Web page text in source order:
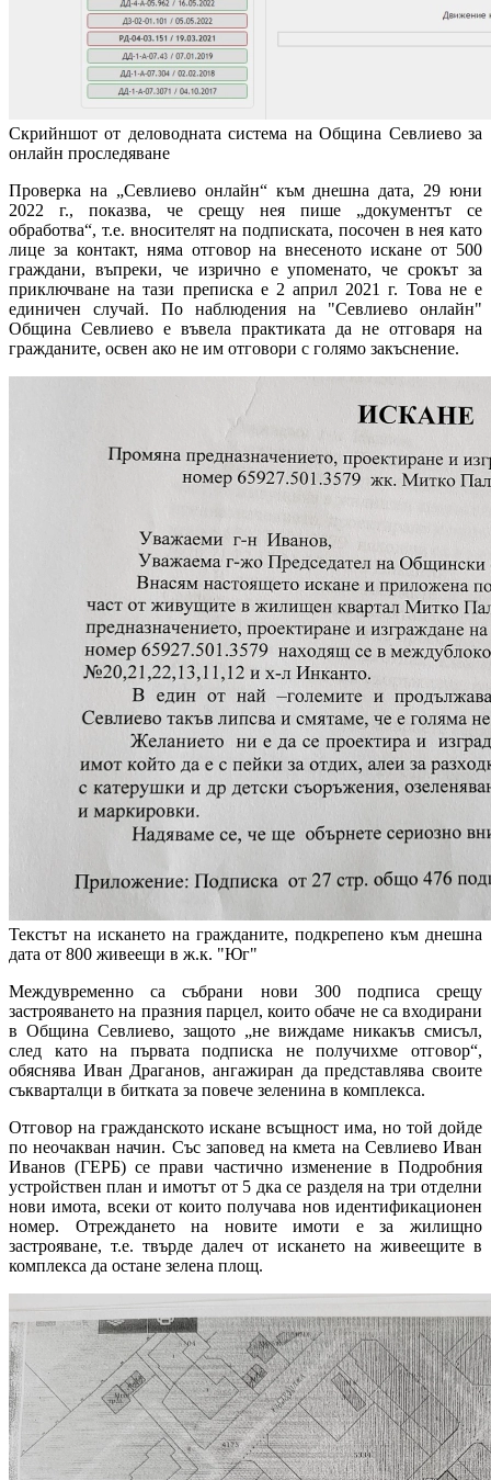
Скрийншот от деловодната система на Община Севлиево за
онлайн проследяване
Проверка на „Севлиево онлайн“ към днешна дата, 29 юни
2022 г., показва, че срещу нея пише „документът се
обработва“, т.е. вносителят на подписката, посочен в нея като
лице за контакт, няма отговор на внесеното искане от 500
граждани, въпреки, че изрично е упоменато, че срокът за
приключване на тази преписка е 2 април 2021 г. Това не е
единичен случай. По наблюдения на "Севлиево онлайн"
Община Севлиево е въвела практиката да не отговаря на
гражданите, освен ако не им отговори с голямо закъснение.
Текстът на искането на гражданите, подкрепено към днешна
дата от 800 живеещи в ж.к. "Юг"
Междувременно са събрани нови 300 подписа срещу
застрояването на празния парцел, които обаче не са входирани
в Община Севлиево, защото „не виждаме никакъв смисъл,
след като на първата подписка не получихме отговор“,
обяснява Иван Драганов, ангажиран да представлява своите
съкварталци в битката за повече зеленина в комплекса.
Отговор на гражданското искане всъщност има, но той дойде
по неочакван начин. Със заповед на кмета на Севлиево Иван
Иванов (ГЕРБ) се прави частично изменение в Подробния
устройствен план и имотът от 5 дка се разделя на три отделни
нови имота, всеки от които получава нов идентификационен
номер. Отреждането на новите имоти е за жилищно
застрояване, т.е. твърде далеч от искането на живеещите в
комплекса да остане зелена площ.